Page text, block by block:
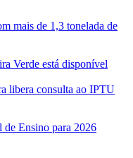
mais de 1,3 tonelada de
Verde está disponível
libera consulta ao IPTU
de Ensino para 2026